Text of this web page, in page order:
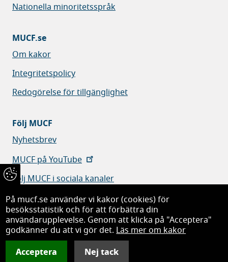
Nationella minoritetsspråk
MUCF.se
Om kakor
Integritetspolicy
Redogörelse för tillgänglighet
Följ MUCF
Nyhetsbrev
MUCF på YouTube
Följ MUCF i sociala kanaler
Myndigheten för ungdoms- och civilsamhällesfrågor
På mucf.se använder vi kakor (cookies) för
besöksstatistik och för att förbättra din
användarupplevelse. Genom att klicka på "Acceptera"
godkänner du att vi gör det.Läs mer om kakor
Acceptera Nej tack